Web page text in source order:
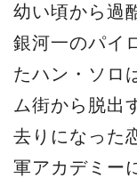
幼い頃から過
銀河一のパイ
たハン・ソロ
ム街から脱出
去りになった
軍アカデミー